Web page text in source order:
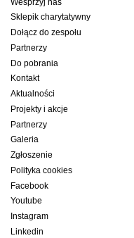
Wesprzyj nas
Sklepik charytatywny
Dołącz do zespołu
Partnerzy
Do pobrania
Kontakt
Aktualności
Projekty i akcje
Partnerzy
Galeria
Zgłoszenie
Polityka cookies
Facebook
Youtube
Instagram
Linkedin